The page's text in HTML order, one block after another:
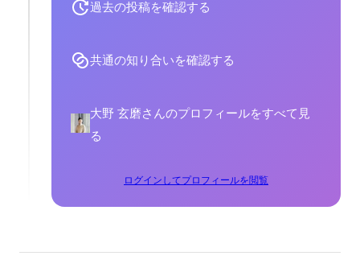
過去の投稿を確認する
共通の知り合いを確認する
大野 玄磨さんのプロフィールをすべて見
る
ログインしてプロフィールを閲覧